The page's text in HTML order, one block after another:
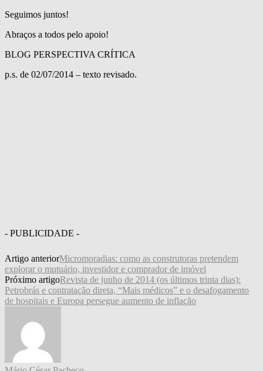
Seguimos juntos!
Abraços a todos pelo apoio!
BLOG PERSPECTIVA CRÍTICA
p.s. de 02/07/2014 – texto revisado.
- PUBLICIDADE -
Artigo anteriorMicromoradias: como as construtoras pretendem
explorar o mutuário, investidor e comprador de imóvel
Próximo artigoRevista de junho de 2014 (os últimos trinta dias):
Petrobrás e contratação direta, “Mais médicos” e o desafogamento
de hospitais e Europa persegue aumento de inflação